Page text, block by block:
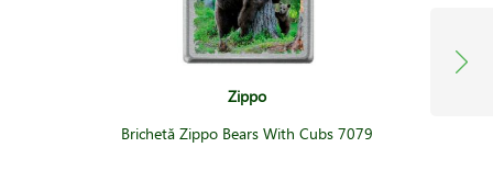
Zippo
Brichetă Zippo Bears With Cubs 7079